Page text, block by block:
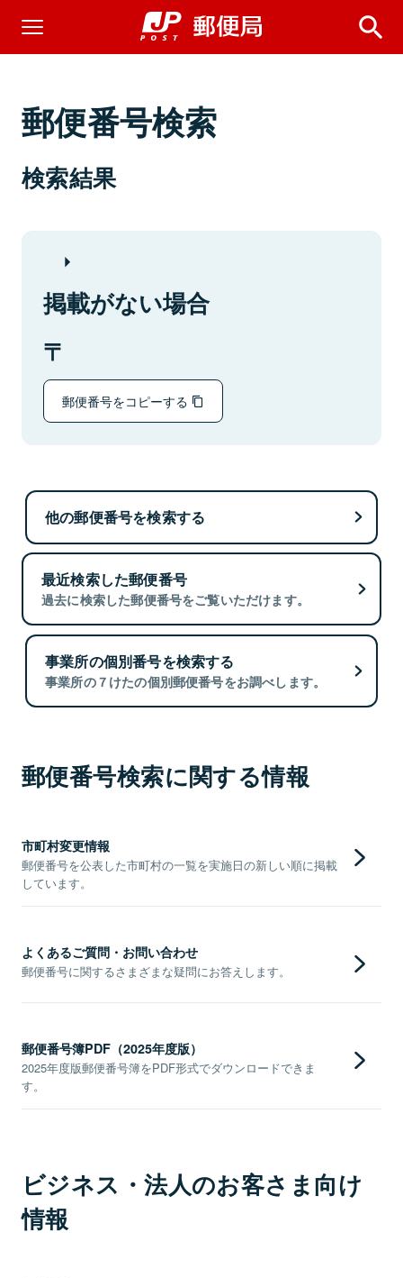
郵便番号検索
検索結果
掲載がない場合
郵便番号をコピーする
他の郵便番号を検索する
最近検索した郵便番号
過去に検索した郵便番号をご覧いただけます。
事業所の個別番号を検索する
事業所の７けたの個別郵便番号をお調べします。
郵便番号検索に関する情報
市町村変更情報
郵便番号を公表した市町村の一覧を実施日の新しい順に掲載
しています。
よくあるご質問・お問い合わせ
郵便番号に関するさまざまな疑問にお答えします。
郵便番号簿PDF（2025年度版）
2025年度版郵便番号簿をPDF形式でダウンロードできま
す。
ビジネス・法人のお客さま向け
情報